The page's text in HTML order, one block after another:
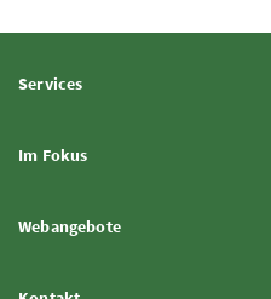
ServicesInhalt aufklappen
Im FokusInhalt aufklappen
WebangeboteInhalt aufklappen